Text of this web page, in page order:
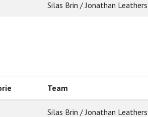
Silas Brin / Jonathan Leathers
Team
Silas Brin / Jonathan Leathers